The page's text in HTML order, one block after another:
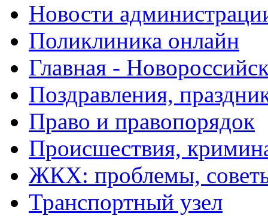
Новости
Поликлиника онлайн
Главная -
Поздравления,
Право и правопорядок
Происшествия,
ЖКХ: проблемы,
Транспортный узел